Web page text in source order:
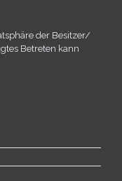
der Besitzer/​
Betreten kann